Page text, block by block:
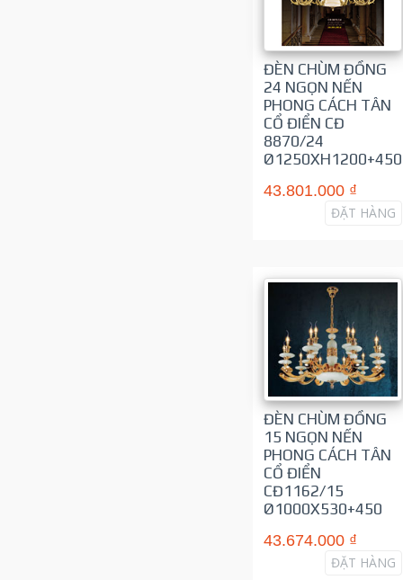
ĐÈN CHÙM ĐỒNG
24 NGỌN NẾN
PHONG CÁCH TÂN
CỔ ĐIỂN CĐ
8870/24
Ø1250XH1200+450
43.801.000 ₫
ĐẶT HÀNG
ĐÈN CHÙM ĐỒNG
15 NGỌN NẾN
PHONG CÁCH TÂN
CỔ ĐIỂN
CĐ1162/15
Ø1000X530+450
43.674.000 ₫
ĐẶT HÀNG